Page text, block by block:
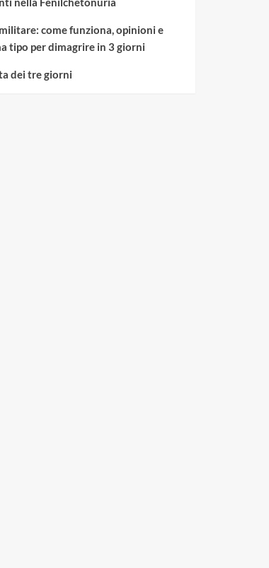
come funziona, opinioni e
tipo per dimagrire in 3 giorni
dei tre giorni